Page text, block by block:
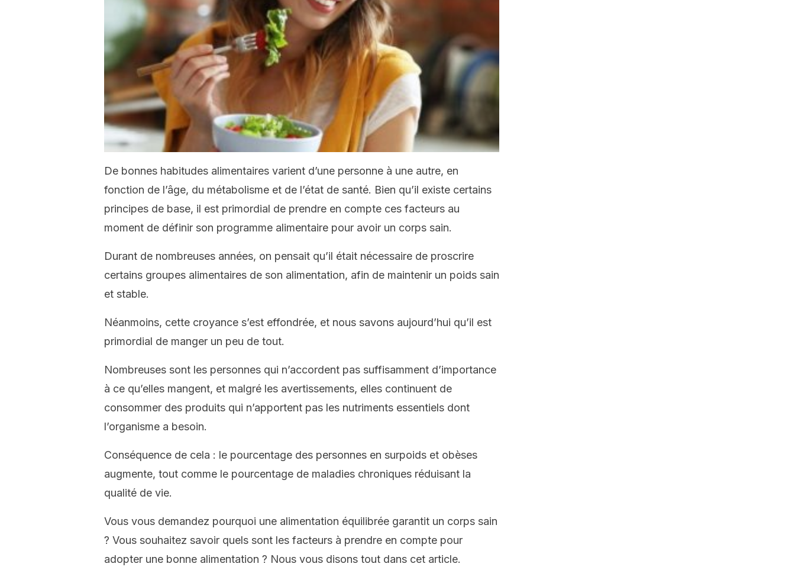
De bonnes habitudes alimentaires varient d’une personne à une autre, en
fonction de l’âge, du métabolisme et de l’état de santé. Bien qu’il existe certains
principes de base, il est primordial de prendre en compte ces facteurs au
moment de définir son programme alimentaire pour avoir un corps sain.
Durant de nombreuses années, on pensait qu’il était nécessaire de proscrire
certains groupes alimentaires de son alimentation, afin de maintenir un poids sain
et stable.
Néanmoins, cette croyance s’est effondrée, et nous savons aujourd’hui qu’il est
primordial de manger un peu de tout.
Nombreuses sont les personnes qui n’accordent pas suffisamment d’importance
à ce qu’elles mangent, et malgré les avertissements, elles continuent de
consommer des produits qui n’apportent pas les nutriments essentiels dont
l’organisme a besoin.
Conséquence de cela : le pourcentage des personnes en surpoids et obèses
augmente, tout comme le pourcentage de maladies chroniques réduisant la
qualité de vie.
Vous vous demandez pourquoi une alimentation équilibrée garantit un corps sain
? Vous souhaitez savoir quels sont les facteurs à prendre en compte pour
adopter une bonne alimentation ? Nous vous disons tout dans cet article.